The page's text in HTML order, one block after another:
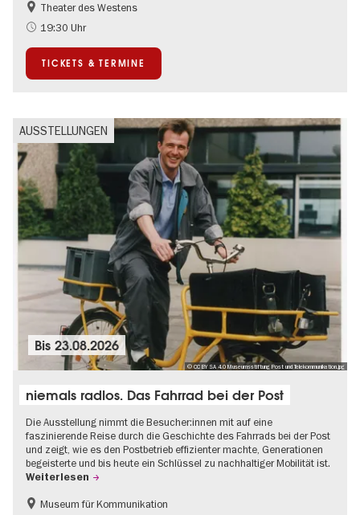
Barrierefrei
LGBTQ+
Weihnachten
Theater des Westens
19:30 Uhr
TICKETS & TERMINE
AUSSTELLUNGEN
© CC BY SA 4.0 Museumsstiftung Post und Telekommunikation.jpg
Bis23.08.2026
niemals radlos. Das Fahrrad bei der Post
Die Ausstellung nimmt die Besucher:innen mit auf eine
faszinierende Reise durch die Geschichte des Fahrrads bei der Post
und zeigt, wie es den Postbetrieb effizienter machte, Generationen
begeisterte und bis heute ein Schlüssel zu nachhaltiger Mobilität ist.
Weiterlesen
Geschichte
Museum für Kommunikation